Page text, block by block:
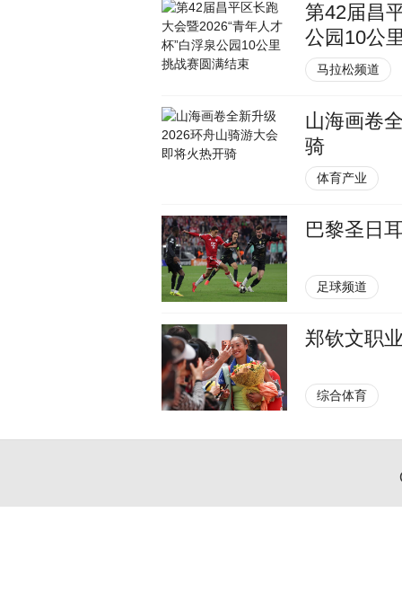
第42届昌
公园10公
马拉松频道
山海画卷
骑
体育产业
巴黎圣日
足球频道
郑钦文职
综合体育